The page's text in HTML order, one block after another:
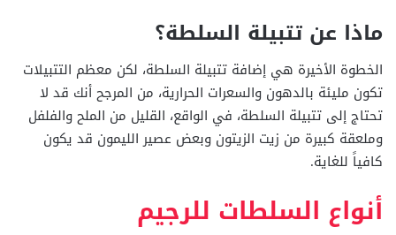
ماذا عن تتبيلة السلطة؟
الخطوة الأخيرة هي إضافة تتبيلة السلطة، لكن معظم التتبيلات
تكون مليئة بالدهون والسعرات الحرارية، من المرجح أنك قد لا
تحتاج إلى تتبيلة السلطة، في الواقع، القليل من الملح والفلفل
وملعقة كبيرة من زيت الزيتون وبعض عصير الليمون قد يكون
كافياً للغاية.
أنواع السلطات للرجيم